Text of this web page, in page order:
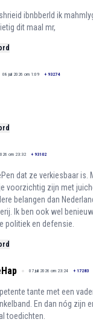
ibnbberld ik
dit maal mr,
08 juli 2026 om 1:09 + 93274
om 23:32 + 93102
dat ze verkiesbaar is.
voorzichtig zijn met
belangen dan
Ik ben ook wel
politiek en defensie.
07 juli 2026 om 23:24 + 17283
tante met een
En dan nóg zijn
toedichten.